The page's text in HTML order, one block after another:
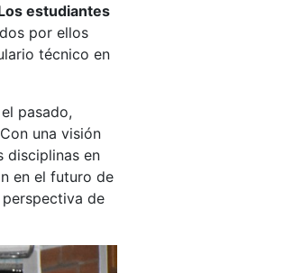
estudiantes
por ellos
técnico en
pasado,
Con una visión
disciplinas en
en el futuro de
de